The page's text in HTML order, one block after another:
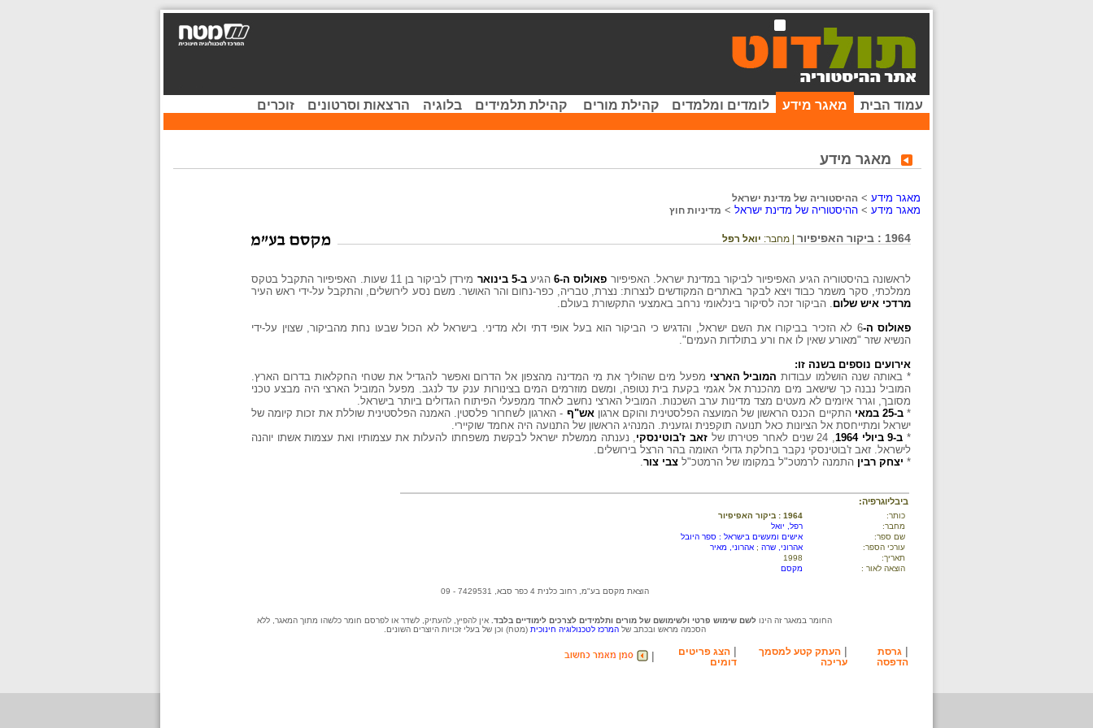
עמוד הבית מאגר מידע לומדים ומלמדים קהילת מורים קהילת תלמידים בלוגיה הרצאות וסרטונים זוכרים
מאגר מידע
מאגר מידע > ההיסטוריה של מדינת ישראל
מאגר מידע > ההיסטוריה של מדינת ישראל > מדיניות חוץ
1964 : ביקור האפיפיור | מחבר: יואל רפל
לראשונה בהיסטוריה הגיע האפיפיור לביקור במדינת ישראל. האפיפיור פאולוס ה-6 הגיעב-5 בינואר
מירדן לביקור בן 11 שעות. האפיפיור התקבל בטקס
ממלכתי, סקר משמר כבוד ויצא לבקר באתרים המקודשים לנצרות: נצרת, טבריה, כפר-נחום והר האושר. משם נסע לירושלים, והתקבל על-ידי ראש העיר
מרדכי איש שלום . הביקור זכה לסיקור בינלאומי נרחב באמצעי התקשורת בעולם.
פאולוס ה-
6 לא הזכיר בביקורו את השם ישראל, והדגיש כי הביקור הוא בעל אופי דתי ולא מדיני. בישראל לא הכול שבעו נחת מהביקור, שצוין על-ידי
הנשיא שזר "מאורע שאין לו אח ורע בתולדות העמים".
אירועים נוספים בשנה זו:
* באותה שנה הושלמו עבודות המוביל הארצי מפעל מים שהוליך את מי המדינה מהצפון אל הדרום ואפשר להגדיל את שטחי החקלאות בדרום הארץ.
המוביל נבנה כך שישאב מים מהכנרת אל אגמי בקעת בית נטופה, ומשם מוזרמים המים בצינורות ענק עד לנגב. מפעל המוביל הארצי היה מבצע טכני
מסובך, וגרר איומים לא מעטים מצד מדינות ערב השכנות. המוביל הארצי נחשב לאחד ממפעלי הפיתוח הגדולים ביותר בישראל.
*ב-25 במאי התקיים הכנס הראשון של המועצה הפלסטינית והוקם ארגוןאש"ף - הארגון לשחרור פלסטין. האמנה הפלסטינית שוללת את זכות קיומה של
ישראל ומתייחסת אל הציונות כאל תנועה תוקפנית וגזענית. המנהיג הראשון של התנועה היה אחמד שוקיירי.
* ב-9 ביולי 1964 זאב ז'בוטינסקי , נענתה ממשלת ישראל לבקשת משפחתו להעלות את עצמותיו ואת עצמות אשתו יוהנה
לישראל. זאב ז'בוטינסקי נקבר בחלקת גדולי האומה בהר הרצל בירושלים.
* יצחק רבין התמנה לרמטכ"ל במקומו של הרמטכ"ל צבי צור
ביבליוגרפיה:
כותר:
1964 : ביקור האפיפיור
מחבר:
רפל, יואל
שם ספר:
אישים ומעשים בישראל : ספר היובל
עורכי הספר:
אהרוני, שרה ; אהרוני, מאיר
תאריך:
1998
הוצאה לאור :
מקסם
הוצאת מקסם בע"מ, רחוב כלנית 4 כפר סבא, 7429531 - 09
החומר במאגר זה הינו לשם שימוש פרטי ולשימושם של מורים ותלמידים לצרכים לימודיים בלבד. אין להפיץ, להעתיק, לשדר או לפרסם חומר כלשהו מתוך המאגר, ללא
הסכמה מראש ובכתב שלהמרכז לטכנולוגיה חינוכית (מטח) וכן של בעלי זכויות היוצרים השונים.
| גרסת
הדפסה
| העתק קטע למסמך
עריכה
| הצג פריטים
דומים
|